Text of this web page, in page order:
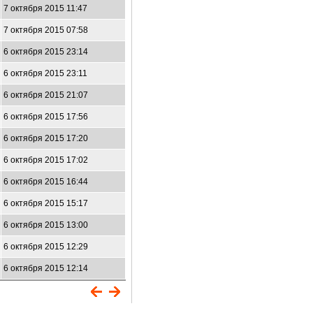
7 октября 2015 11:47
7 октября 2015 07:58
6 октября 2015 23:14
6 октября 2015 23:11
6 октября 2015 21:07
6 октября 2015 17:56
6 октября 2015 17:20
6 октября 2015 17:02
6 октября 2015 16:44
6 октября 2015 15:17
6 октября 2015 13:00
6 октября 2015 12:29
6 октября 2015 12:14